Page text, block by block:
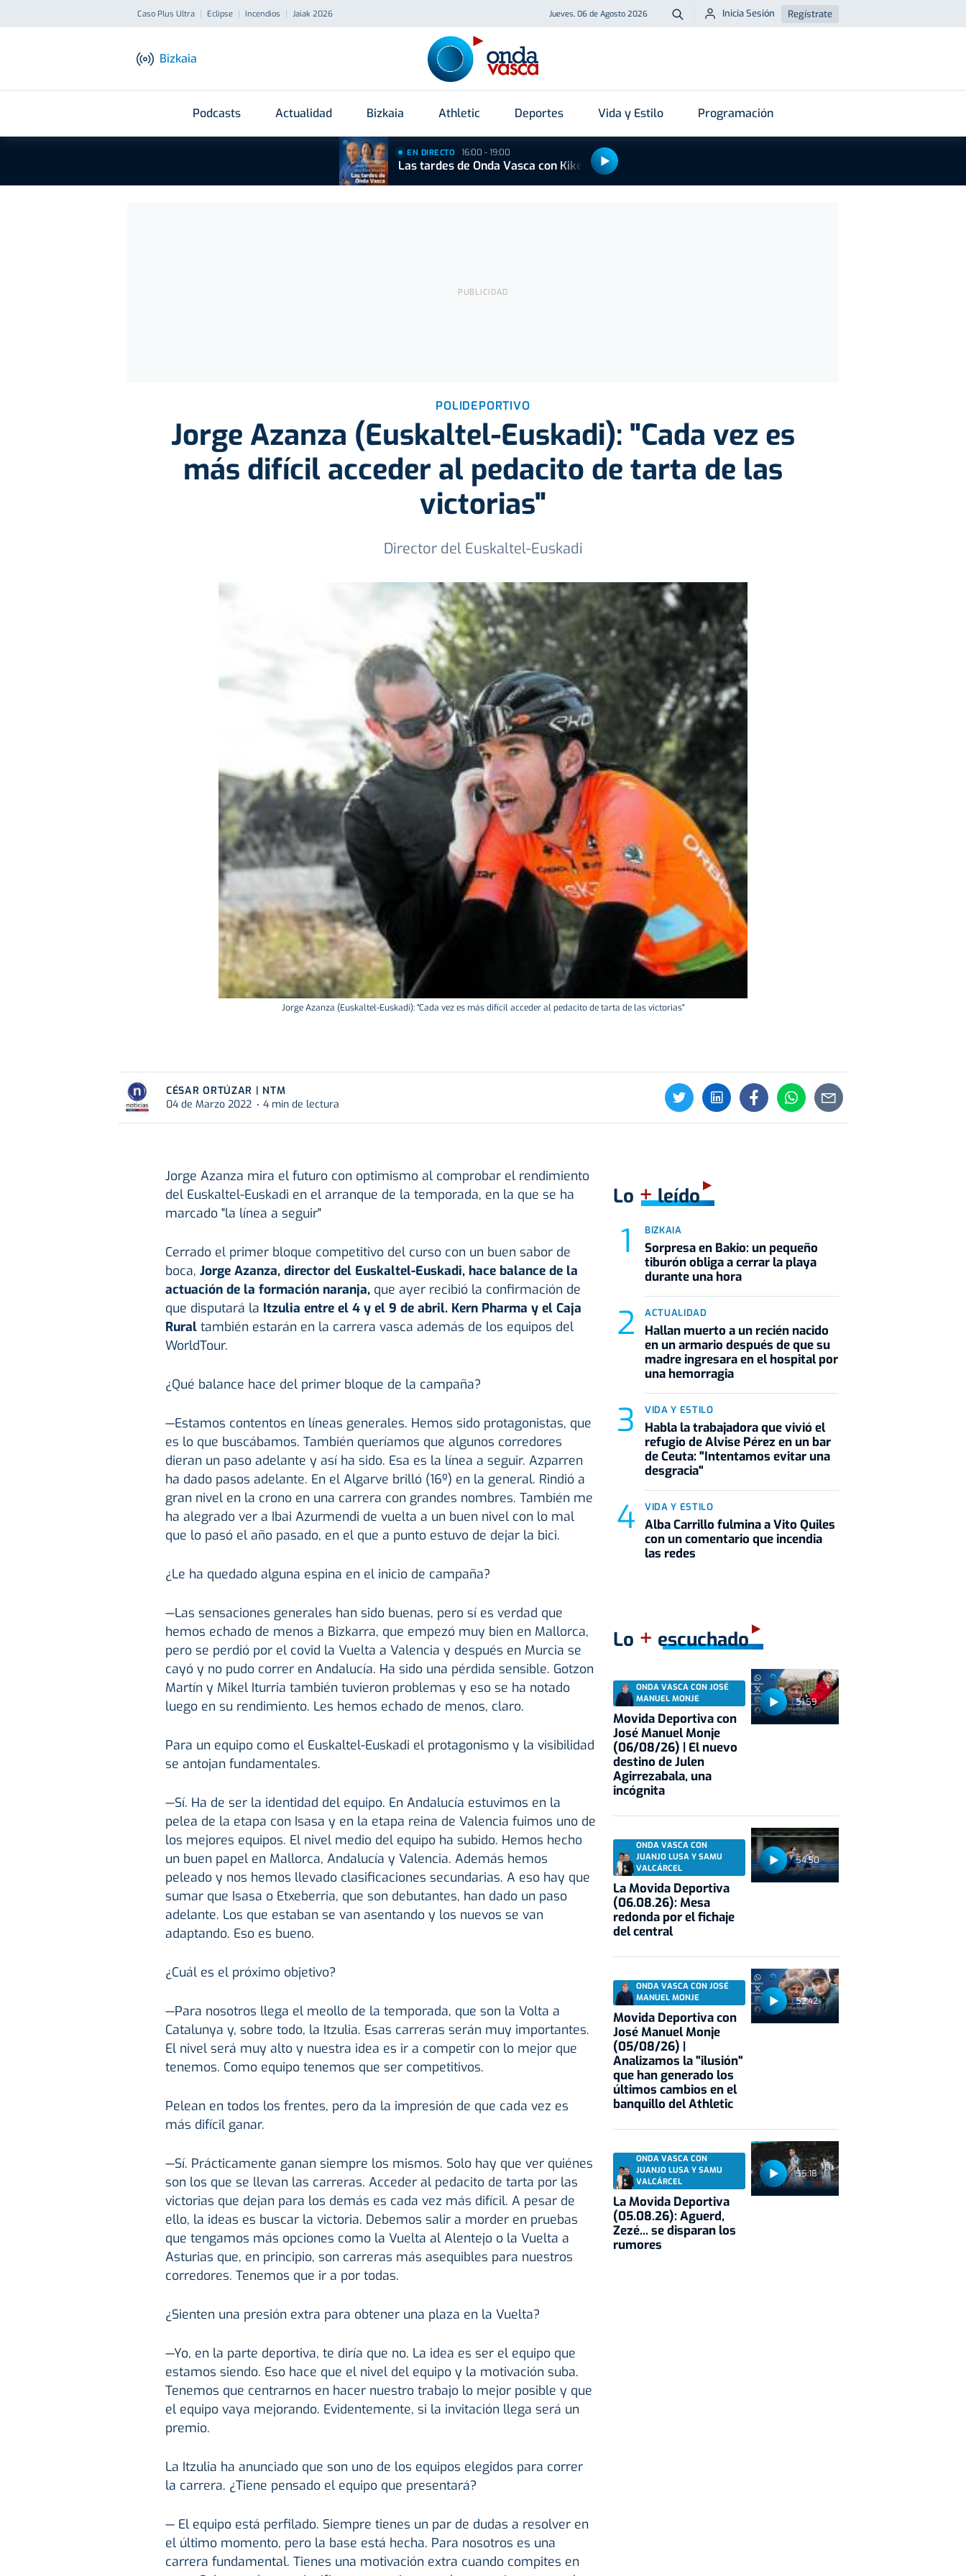
Caso Plus Ultra Eclipse Incendios Jaiak 2026 Jueves, 06 de Agosto 2026 Buscar
Inicia Sesión Regístrate
Bizkaia
Podcasts Actualidad Bizkaia Athletic Deportes Vida y Estilo Programación
EN DIRECTO 16:00 - 19:00
Las tardes de Onda Vasca con Kike Alonso
POLIDEPORTIVO
Jorge Azanza (Euskaltel-Euskadi): "Cada vez es
más difícil acceder al pedacito de tarta de las
victorias"
Director del Euskaltel-Euskadi
Jorge Azanza (Euskaltel-Euskadi): "Cada vez es más difícil acceder al pedacito de tarta de las victorias"
CÉSAR ORTÚZAR | NTM
04 de Marzo 2022
4 min de lectura
Jorge Azanza mira el futuro con optimismo al comprobar el rendimiento
del Euskaltel-Euskadi en el arranque de la temporada, en la que se ha
marcado "la línea a seguir"
Cerrado el primer bloque competitivo del curso con un buen sabor de
boca, Jorge Azanza, director del Euskaltel-Euskadi, hace balance de la
actuación de la formación naranja,que ayer recibió la confirmación de
que disputará la Itzulia entre el 4 y el 9 de abril. Kern Pharma y el Caja
Rural también estarán en la carrera vasca además de los equipos del
WorldTour.
¿Qué balance hace del primer bloque de la campaña?
—Estamos contentos en líneas generales. Hemos sido protagonistas, que
es lo que buscábamos. También queríamos que algunos corredores
dieran un paso adelante y así ha sido. Esa es la línea a seguir. Azparren
ha dado pasos adelante. En el Algarve brilló (16º) en la general. Rindió a
gran nivel en la crono en una carrera con grandes nombres. También me
ha alegrado ver a Ibai Azurmendi de vuelta a un buen nivel con lo mal
que lo pasó el año pasado, en el que a punto estuvo de dejar la bici.
¿Le ha quedado alguna espina en el inicio de campaña?
—Las sensaciones generales han sido buenas, pero sí es verdad que
hemos echado de menos a Bizkarra, que empezó muy bien en Mallorca,
pero se perdió por el covid la Vuelta a Valencia y después en Murcia se
cayó y no pudo correr en Andalucía. Ha sido una pérdida sensible. Gotzon
Martín y Mikel Iturria también tuvieron problemas y eso se ha notado
luego en su rendimiento. Les hemos echado de menos, claro.
Para un equipo como el Euskaltel-Euskadi el protagonismo y la visibilidad
se antojan fundamentales.
—Sí. Ha de ser la identidad del equipo. En Andalucía estuvimos en la
pelea de la etapa con Isasa y en la etapa reina de Valencia fuimos uno de
los mejores equipos. El nivel medio del equipo ha subido. Hemos hecho
un buen papel en Mallorca, Andalucía y Valencia. Además hemos
peleado y nos hemos llevado clasificaciones secundarias. A eso hay que
sumar que Isasa o Etxeberria, que son debutantes, han dado un paso
adelante. Los que estaban se van asentando y los nuevos se van
adaptando. Eso es bueno.
¿Cuál es el próximo objetivo?
—Para nosotros llega el meollo de la temporada, que son la Volta a
Catalunya y, sobre todo, la Itzulia. Esas carreras serán muy importantes.
El nivel será muy alto y nuestra idea es ir a competir con lo mejor que
tenemos. Como equipo tenemos que ser competitivos.
Pelean en todos los frentes, pero da la impresión de que cada vez es
más difícil ganar.
—Sí. Prácticamente ganan siempre los mismos. Solo hay que ver quiénes
son los que se llevan las carreras. Acceder al pedacito de tarta por las
victorias que dejan para los demás es cada vez más difícil. A pesar de
ello, la ideas es buscar la victoria. Debemos salir a morder en pruebas
que tengamos más opciones como la Vuelta al Alentejo o la Vuelta a
Asturias que, en principio, son carreras más asequibles para nuestros
corredores. Tenemos que ir a por todas.
¿Sienten una presión extra para obtener una plaza en la Vuelta?
—Yo, en la parte deportiva, te diría que no. La idea es ser el equipo que
estamos siendo. Eso hace que el nivel del equipo y la motivación suba.
Tenemos que centrarnos en hacer nuestro trabajo lo mejor posible y que
el equipo vaya mejorando. Evidentemente, si la invitación llega será un
premio.
La Itzulia ha anunciado que son uno de los equipos elegidos para correr
la carrera. ¿Tiene pensado el equipo que presentará?
— El equipo está perfilado. Siempre tienes un par de dudas a resolver en
el último momento, pero la base está hecha. Para nosotros es una
carrera fundamental. Tienes una motivación extra cuando compites en
Lo +leído
BIZKAIA
Sorpresa en Bakio: un pequeño
tiburón obliga a cerrar la playa
durante una hora
ACTUALIDAD
Hallan muerto a un recién nacido
en un armario después de que su
madre ingresara en el hospital por
una hemorragia
VIDA Y ESTILO
Habla la trabajadora que vivió el
refugio de Alvise Pérez en un bar
de Ceuta: "Intentamos evitar una
desgracia"
VIDA Y ESTILO
Alba Carrillo fulmina a Vito Quiles
con un comentario que incendia
las redes
Lo + escuchado
51:59
ONDA VASCA CON JOSÉ
MANUEL MONJE
Movida Deportiva con
José Manuel Monje
(06/08/26) | El nuevo
destino de Julen
Agirrezabala, una
incógnita
54:50
ONDA VASCA CON
JUANJO LUSA Y SAMU
VALCÁRCEL
La Movida Deportiva
(06.08.26): Mesa
redonda por el fichaje
del central
52:42
ONDA VASCA CON JOSÉ
MANUEL MONJE
Movida Deportiva con
José Manuel Monje
(05/08/26) |
Analizamos la "ilusión"
que han generado los
últimos cambios en el
banquillo del Athletic
55:18
ONDA VASCA CON
JUANJO LUSA Y SAMU
VALCÁRCEL
La Movida Deportiva
(05.08.26): Aguerd,
Zezé... se disparan los
rumores